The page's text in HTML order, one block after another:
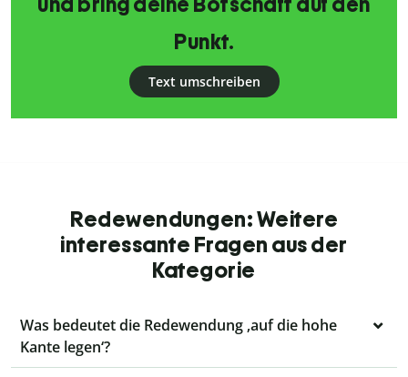
Punkt.
Text umschreiben
Redewendungen: Weitere
interessante Fragen aus der
Kategorie
Was bedeutet die Redewendung ‚auf die hohe
Kante legen‘?